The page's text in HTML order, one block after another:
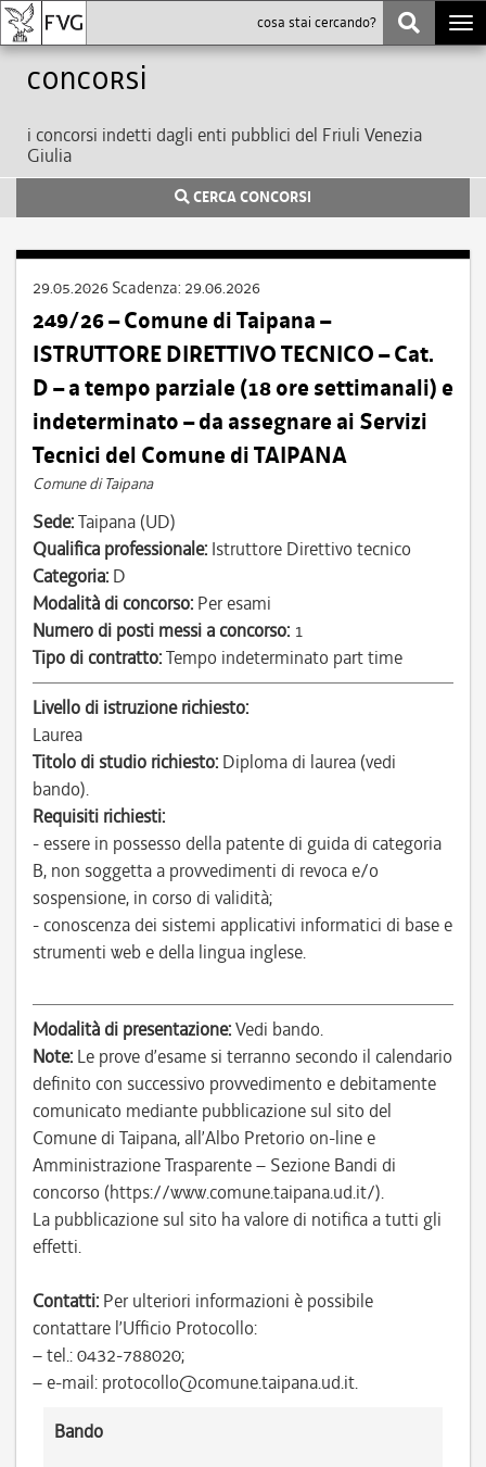
Concorsi
i concorsi indetti dagli enti pubblici del Friuli Venezia
Giulia
CERCA CONCORSI
29.05.2026 Scadenza: 29.06.2026
249/26 – Comune di Taipana –
ISTRUTTORE DIRETTIVO TECNICO – Cat.
D – a tempo parziale (18 ore settimanali) e
indeterminato – da assegnare ai Servizi
Tecnici del Comune di TAIPANA
Comune di Taipana
Sede:Taipana (UD)
Qualifica professionale: Istruttore Direttivo tecnico
Categoria: D
Modalità di concorso: Per esami
Numero di posti messi a concorso: 1
Tipo di contratto:Tempo indeterminato part time
Livello di istruzione richiesto:
Laurea
Titolo di studio richiesto: Diploma di laurea (vedi
bando).
Requisiti richiesti:
- essere in possesso della patente di guida di categoria
B, non soggetta a provvedimenti di revoca e/o
sospensione, in corso di validità;
- conoscenza dei sistemi applicativi informatici di base e
strumenti web e della lingua inglese.
Modalità di presentazione:Vedi bando.
Note: Le prove d’esame si terranno secondo il calendario
definito con successivo provvedimento e debitamente
comunicato mediante pubblicazione sul sito del
Comune di Taipana, all’Albo Pretorio on-line e
Amministrazione Trasparente – Sezione Bandi di
concorso (https://www.comune.taipana.ud.it/).
La pubblicazione sul sito ha valore di notifica a tutti gli
effetti.
Contatti: Per ulteriori informazioni è possibile
contattare l’Ufficio Protocollo:
– tel.: 0432-788020;
– e-mail: protocollo@comune.taipana.ud.it.
Bando